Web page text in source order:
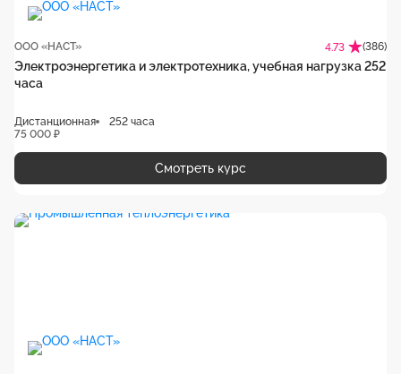
ООО «НАСТ» 4.73 (386)
Электроэнергетика и электротехника, учебная нагрузка 252
часа
Дистанционная
252 часа
75 000 ₽
Смотреть курс